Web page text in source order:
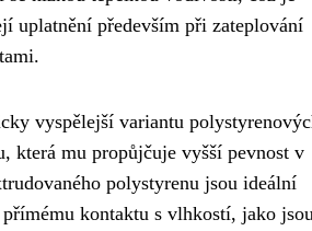
uplatnění především při zateplování
vyspělejší variantu
která mu propůjčuje vyšší pevnost v
polystyrenu jsou ideální
kontaktu s vlhkostí, jako jsou